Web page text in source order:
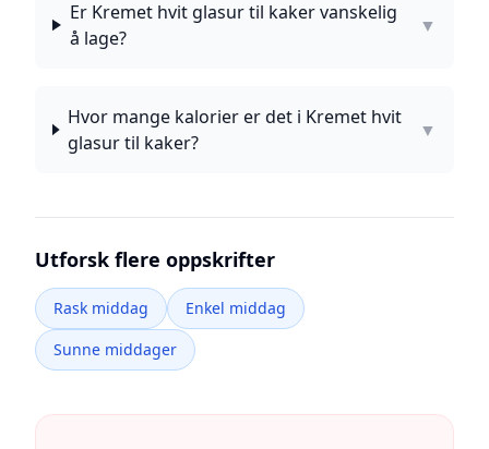
Er Kremet hvit glasur til kaker vanskelig
å lage?
▼
Hvor mange kalorier er det i Kremet hvit
glasur til kaker?
▼
Utforsk flere oppskrifter
Rask middag
Enkel middag
Sunne middager